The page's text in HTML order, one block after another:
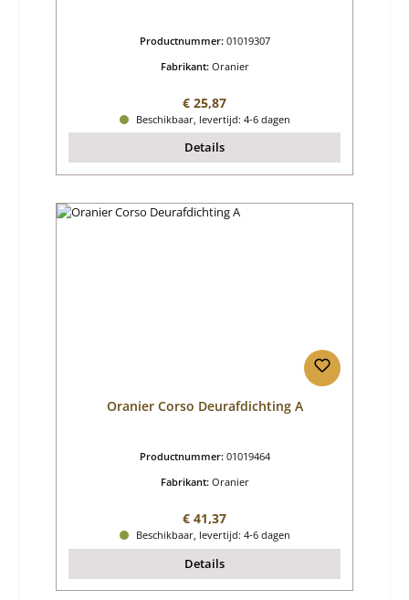
Productnummer: 01019307
Fabrikant: Oranier
Normale prijs:
€ 25,87
Beschikbaar, levertijd: 4-6 dagen
Details
Oranier Corso Deurafdichting A
Productnummer: 01019464
Fabrikant: Oranier
Normale prijs:
€ 41,37
Beschikbaar, levertijd: 4-6 dagen
Details